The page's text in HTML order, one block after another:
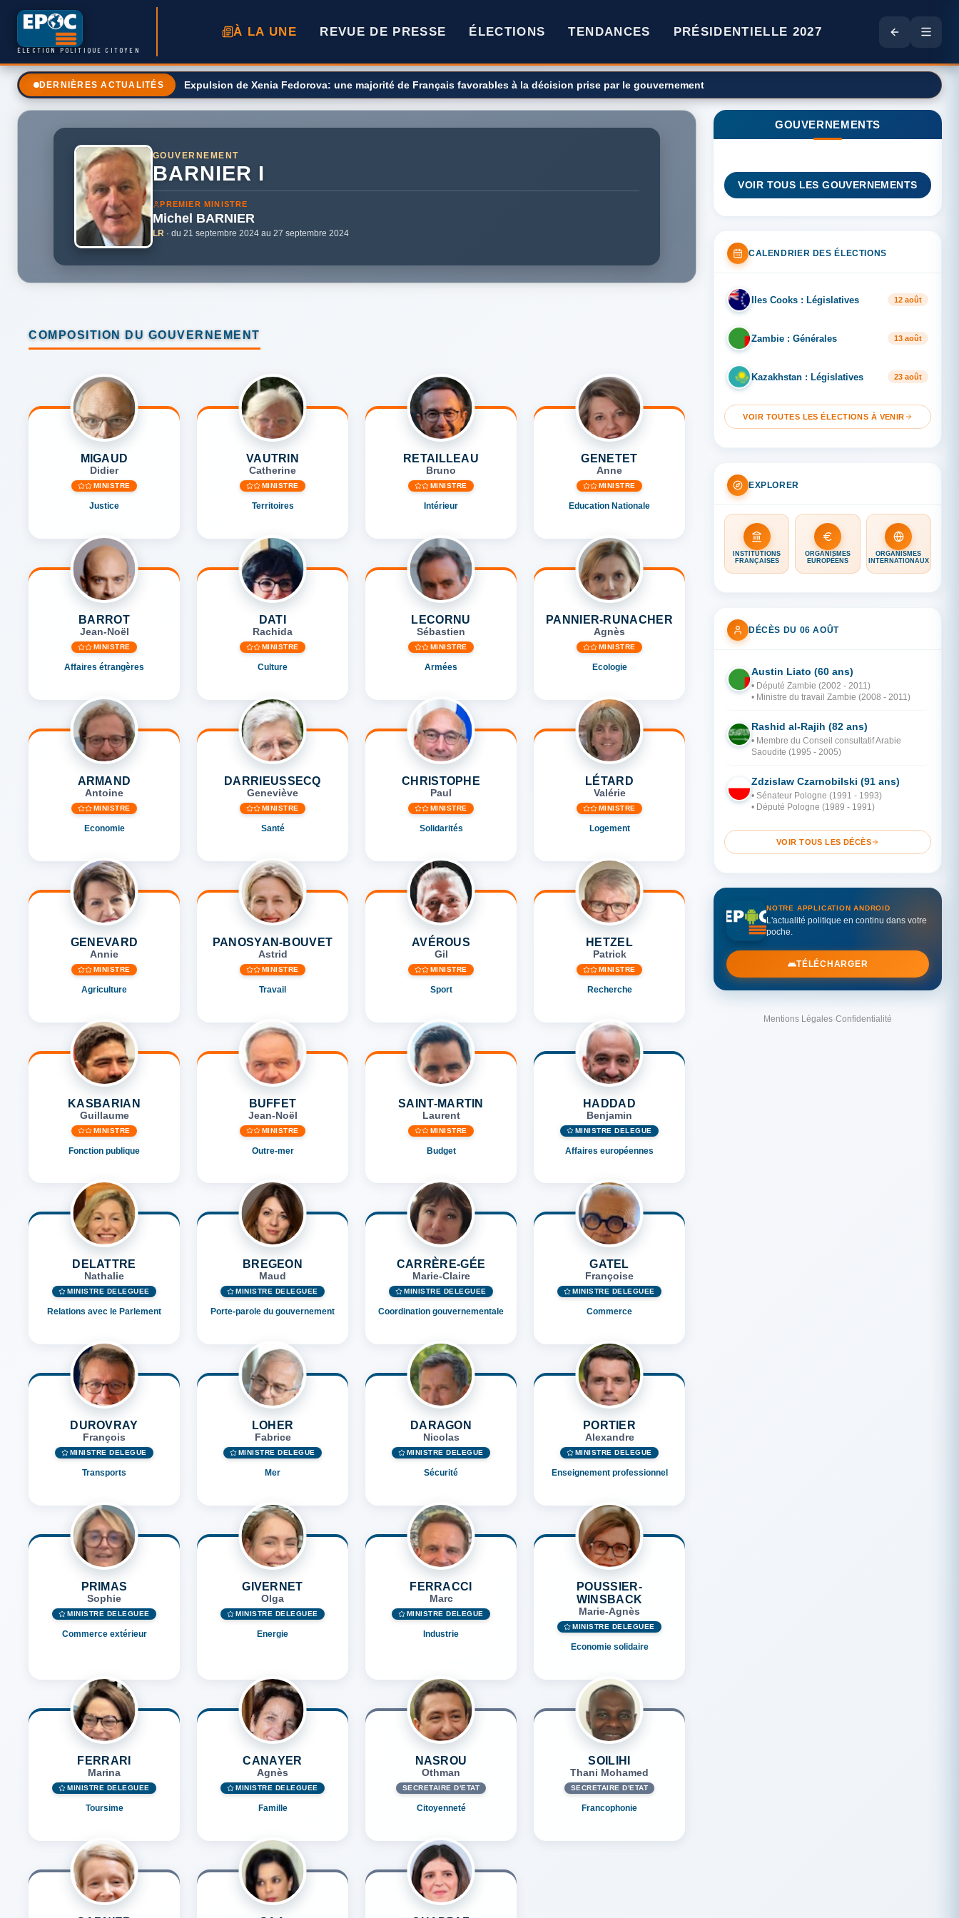
ÉLECTION POLITIQUE CITOYEN
À LA UNE REVUE DE PRESSE ÉLECTIONS TENDANCES PRÉSIDENTIELLE 2027
DERNIÈRES ACTUALITÉS Expulsion de Xenia Fedorova: une majorité de Français favorables à la décision prise par le gouvernement
GOUVERNEMENT
BARNIER I
PREMIER MINISTRE
Michel BARNIER
LR· du 21 septembre 2024 au 27 septembre 2024
COMPOSITION DU GOUVERNEMENT
MIGAUD
Didier
MINISTRE
Justice
VAUTRIN
Catherine
MINISTRE
Territoires
RETAILLEAU
Bruno
MINISTRE
Intérieur
GENETET
Anne
MINISTRE
Education Nationale
BARROT
Jean-Noël
MINISTRE
Affaires étrangères
DATI
Rachida
MINISTRE
Culture
LECORNU
Sébastien
MINISTRE
Armées
PANNIER-RUNACHER
Agnès
MINISTRE
Ecologie
ARMAND
Antoine
MINISTRE
Economie
DARRIEUSSECQ
Geneviève
MINISTRE
Santé
CHRISTOPHE
Paul
MINISTRE
Solidarités
LÉTARD
Valérie
MINISTRE
Logement
GENEVARD
Annie
MINISTRE
Agriculture
PANOSYAN-BOUVET
Astrid
MINISTRE
Travail
AVÉROUS
Gil
MINISTRE
Sport
HETZEL
Patrick
MINISTRE
Recherche
KASBARIAN
Guillaume
MINISTRE
Fonction publique
BUFFET
Jean-Noël
MINISTRE
Outre-mer
SAINT-MARTIN
Laurent
MINISTRE
Budget
HADDAD
Benjamin
MINISTRE DÉLÉGUÉ
Affaires européennes
DELATTRE
Nathalie
MINISTRE DÉLÉGUÉE
Relations avec le Parlement
BREGEON
Maud
MINISTRE DÉLÉGUÉE
Porte-parole du gouvernement
CARRÈRE-GÉE
Marie-Claire
MINISTRE DÉLÉGUÉE
Coordination gouvernementale
GATEL
Françoise
MINISTRE DÉLÉGUÉE
Commerce
DUROVRAY
François
MINISTRE DÉLÉGUÉ
Transports
LOHER
Fabrice
MINISTRE DÉLÉGUÉ
Mer
DARAGON
Nicolas
MINISTRE DÉLÉGUÉ
Sécurité
PORTIER
Alexandre
MINISTRE DÉLÉGUÉ
Enseignement professionnel
PRIMAS
Sophie
MINISTRE DÉLÉGUÉE
Commerce extérieur
GIVERNET
Olga
MINISTRE DÉLÉGUÉE
Energie
FERRACCI
Marc
MINISTRE DÉLÉGUÉ
Industrie
POUSSIER-
WINSBACK
Marie-Agnès
MINISTRE DÉLÉGUÉE
Economie solidaire
FERRARI
Marina
MINISTRE DÉLÉGUÉE
Toursime
CANAYER
Agnès
MINISTRE DÉLÉGUÉE
Famille
NASROU
Othman
SECRÉTAIRE D'ETAT
Citoyenneté
SOILIHI
Thani Mohamed
SECRÉTAIRE D'ETAT
Francophonie
GOUVERNEMENTS
VOIR TOUS LES GOUVERNEMENTS
CALENDRIER DES ÉLECTIONS
IL Iles Cooks : Législatives 12 août
ZA Zambie : Générales 13 août
KA Kazakhstan : Législatives 23 août
VOIR TOUTES LES ÉLECTIONS À VENIR
EXPLORER
INSTITUTIONS
FRANÇAISES
ORGANISMES
EUROPÉENS
ORGANISMES
INTERNATIONAUX
DÉCÈS DU 06 AOÛT
ZA
Austin Liato (60 ans)
• Député Zambie (2002 - 2011)
• Ministre du travail Zambie (2008 - 2011)
AR
Rashid al-Rajih (82 ans)
• Membre du Conseil consultatif Arabie
Saoudite (1995 - 2005)
PO
Zdzislaw Czarnobilski (91 ans)
• Sénateur Pologne (1991 - 1993)
• Député Pologne (1989 - 1991)
VOIR TOUS LES DÉCÈS
NOTRE APPLICATION ANDROID
L'actualité politique en continu dans votre
poche.
TÉLÉCHARGER
Mentions Légales·Confidentialité